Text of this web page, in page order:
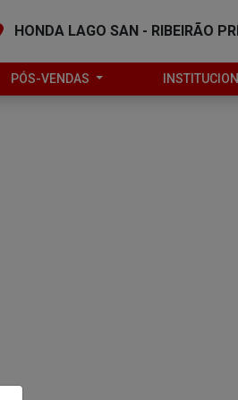
HONDA LAGO SAN - RIBEIRÃO
PÓS-VENDAS